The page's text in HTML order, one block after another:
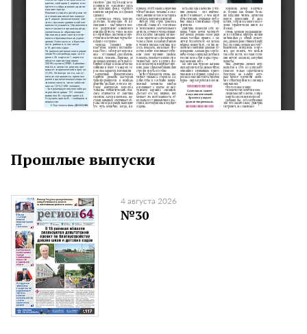
Прошлые выпуски
4 августа 2026
№30